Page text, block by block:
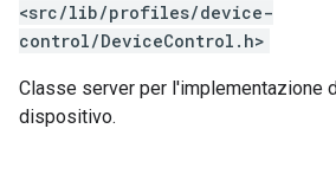
<src/lib/profiles/device-
control/DeviceControl.h>
Classe server per l'implementazione
dispositivo.